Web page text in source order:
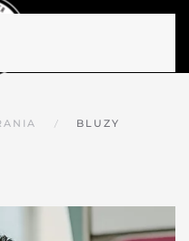
BLUZY